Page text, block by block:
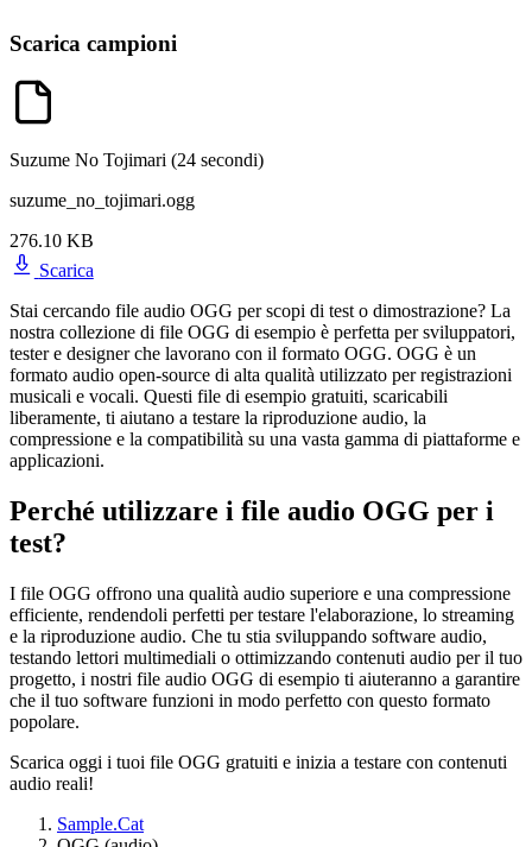
Scarica campioni
Suzume No Tojimari (24 secondi)
suzume_no_tojimari.ogg
276.10 KB
Scarica
Stai cercando file audio OGG per scopi di test o dimostrazione? La
nostra collezione di file OGG di esempio è perfetta per sviluppatori,
tester e designer che lavorano con il formato OGG. OGG è un
formato audio open-source di alta qualità utilizzato per registrazioni
musicali e vocali. Questi file di esempio gratuiti, scaricabili
liberamente, ti aiutano a testare la riproduzione audio, la
compressione e la compatibilità su una vasta gamma di piattaforme e
applicazioni.
Perché utilizzare i file audio OGG per i
test?
I file OGG offrono una qualità audio superiore e una compressione
efficiente, rendendoli perfetti per testare l'elaborazione, lo streaming
e la riproduzione audio. Che tu stia sviluppando software audio,
testando lettori multimediali o ottimizzando contenuti audio per il tuo
progetto, i nostri file audio OGG di esempio ti aiuteranno a garantire
che il tuo software funzioni in modo perfetto con questo formato
popolare.
Scarica oggi i tuoi file OGG gratuiti e inizia a testare con contenuti
audio reali!
Sample.Cat